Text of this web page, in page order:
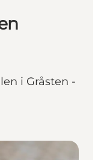
i Gråsten -